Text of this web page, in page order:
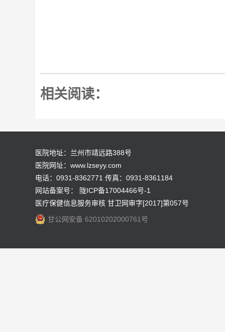
相关阅读：
医院地址：兰州市靖远路388号
医院网址：www.lzseyy.com
电话：0931-8362771 传真：0931-8361184
网站备案号：
陇ICP备17004466号-1
医疗保健信息服务审核 甘卫网审字[2017]第057号
甘公网安备 62010202000761号